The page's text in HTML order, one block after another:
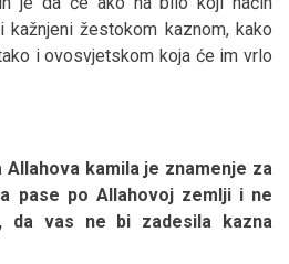
žestokom kaznom, kako
i ovosvjetskom koja će im vrlo
kamila je znamenje za
pase po Allahovoj zemlji i ne
da vas ne bi zadesila kazna